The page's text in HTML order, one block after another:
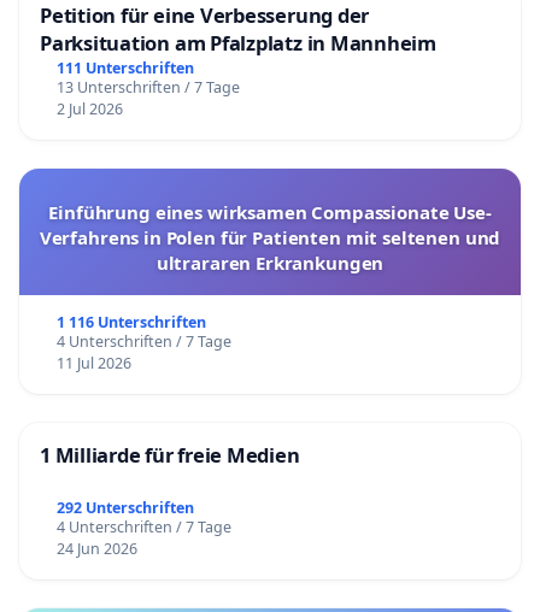
Petition für eine Verbesserung der
Parksituation am Pfalzplatz in Mannheim
111 Unterschriften
13 Unterschriften / 7 Tage
2 Jul 2026
Einführung eines wirksamen Compassionate Use-
Verfahrens in Polen für Patienten mit seltenen und
ultrararen Erkrankungen
1 116 Unterschriften
4 Unterschriften / 7 Tage
11 Jul 2026
1 Milliarde für freie Medien
292 Unterschriften
4 Unterschriften / 7 Tage
24 Jun 2026